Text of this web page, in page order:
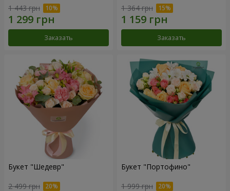
1 443 грн
Заказать
1 364 грн
Заказать
Букет "Шедевр"
2 499 грн
Букет "Портофино"
1 999 грн